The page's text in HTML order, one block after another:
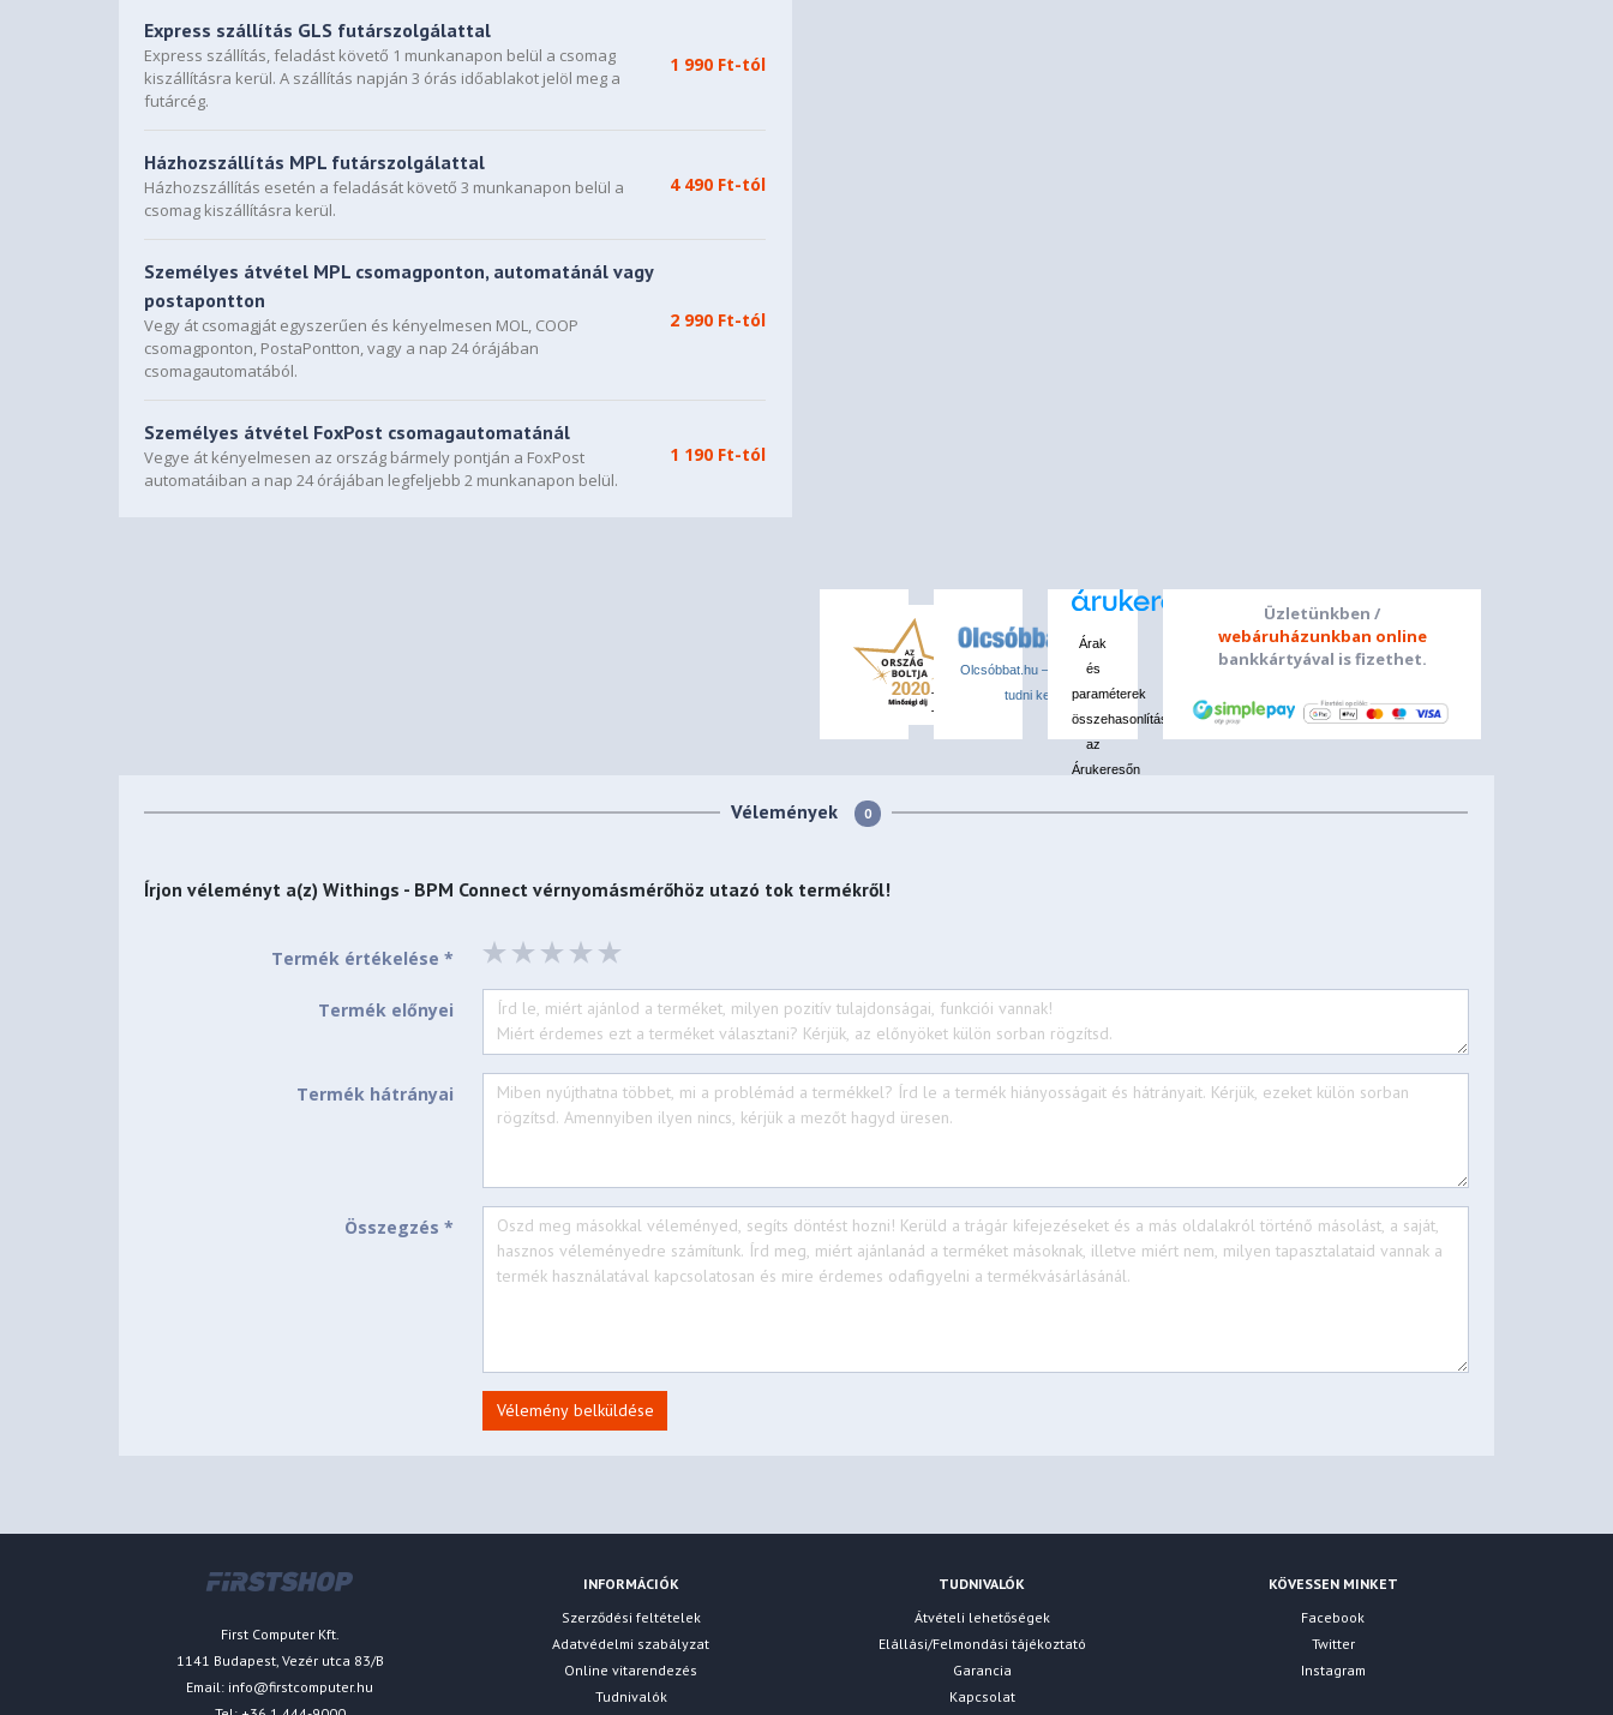
Express szállítás GLS futárszolgálattal
Express szállítás, feladást követő 1 munkanapon belül a csomag
kiszállításra kerül. A szállítás napján 3 órás időablakot jelöl meg a
futárcég.
1 990 Ft-tól
Házhozszállítás MPL futárszolgálattal
Házhozszállítás esetén a feladását követő 3 munkanapon belül a
csomag kiszállításra kerül.
4 490 Ft-tól
Személyes átvétel MPL csomagponton, automatánál vagy
postapontton
Vegy át csomagját egyszerűen és kényelmesen MOL, COOP
csomagponton, PostaPontton, vagy a nap 24 órájában
csomagautomatából.
2 990 Ft-tól
Személyes átvétel FoxPost csomagautomatánál
Vegye át kényelmesen az ország bármely pontján a FoxPost
automatáiban a nap 24 órájában legfeljebb 2 munkanapon belül.
1 190 Ft-tól
Olcsóbbat.hu – Spórolni
tudni kell
Árak
és
paraméterek
összehasonlítása
az
Árukeresőn
Üzletünkben /
webáruházunkban online
bankkártyával is fizethet.
Vélemények 0
Írjon véleményt a(z)Withings - BPM Connect vérnyomásmérőhöz utazó tok termékről!
Termék értékelése *
Termék előnyei
Termék hátrányai
Összegzés *
Vélemény belküldése
First Computer Kft.
1141 Budapest, Vezér utca 83/B
Email: info@firstcomputer.hu
INFORMÁCIÓK
Szerződési feltételek
Adatvédelmi szabályzat
Online vitarendezés
Tudnivalók
TUDNIVALÓK
Átvételi lehetőségek
Elállási/Felmondási tájékoztató
Garancia
Kapcsolat
KÖVESSEN MINKET
Facebook
Twitter
Instagram